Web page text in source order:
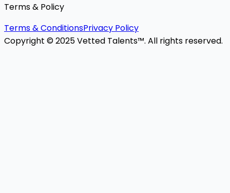
Terms & Policy
Terms & ConditionsPrivacy Policy
Copyright © 2025 Vetted Talents™. All rights reserved.